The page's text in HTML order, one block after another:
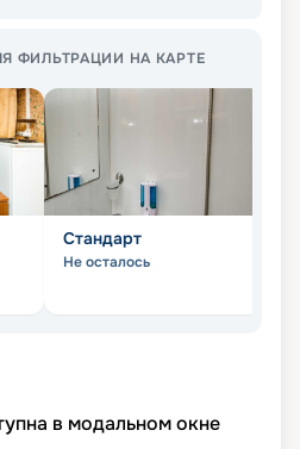
ФИЛЬТРАЦИИ НА КАРТЕ
Стандарт
Не осталось
в модальном окне